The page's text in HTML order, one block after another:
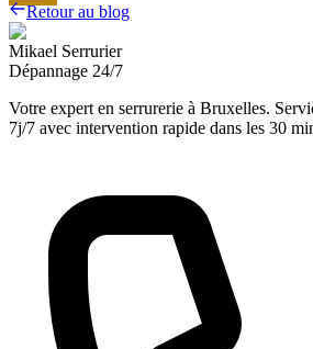
Retour au blog
Mikael Serrurier
Dépannage 24/7
Votre expert en serrurerie à Bruxelles.
7j/7 avec intervention rapide dans les 30